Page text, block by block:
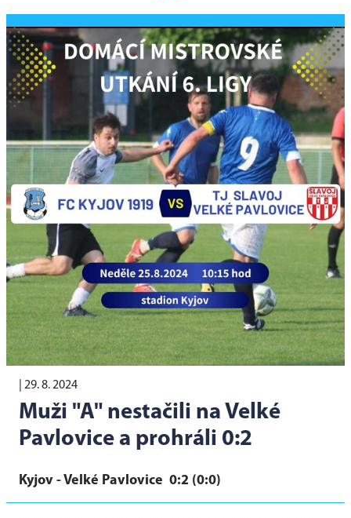
29. 8. 2024
Muži "A" nestačili na Velké
Pavlovice a prohráli 0:2
Kyjov - Velké Pavlovice 0:2 (0:0)